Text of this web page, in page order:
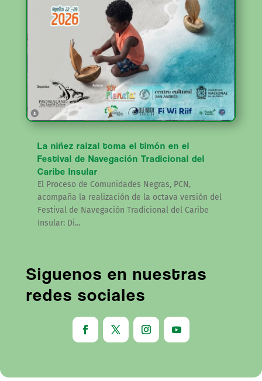
La niñez raizal toma el timón en el
Festival de Navegación Tradicional del
Caribe Insular
El Proceso de Comunidades Negras, PCN,
acompaña la realización de la octava versión del
Festival de Navegación Tradicional del Caribe
Insular: Di...
Siguenos en nuestras
redes sociales